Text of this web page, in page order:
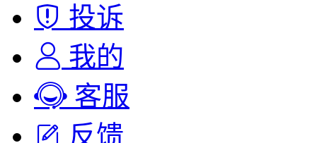
投诉
我的
客服
反馈